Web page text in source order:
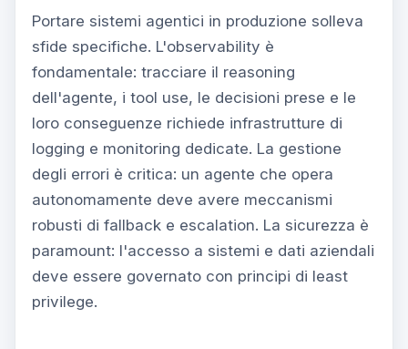
Portare sistemi agentici in produzione solleva
sfide specifiche. L'observability è
fondamentale: tracciare il reasoning
dell'agente, i tool use, le decisioni prese e le
loro conseguenze richiede infrastrutture di
logging e monitoring dedicate. La gestione
degli errori è critica: un agente che opera
autonomamente deve avere meccanismi
robusti di fallback e escalation. La sicurezza è
paramount: l'accesso a sistemi e dati aziendali
deve essere governato con principi di least
privilege.